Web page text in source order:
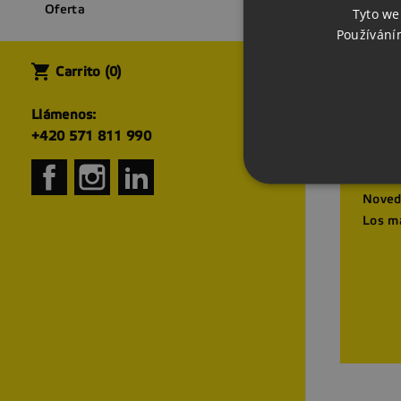
Oferta
shopping_cart Carrito (0)
Llámenos:
+420 571 811 990
FacebookInstagram
Los
Tyto